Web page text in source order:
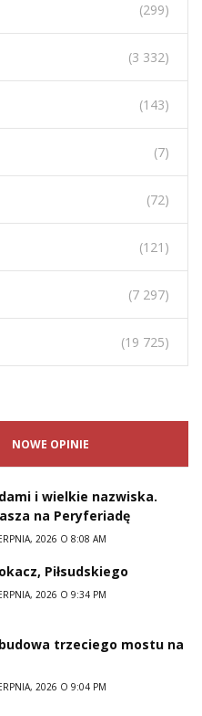
(299)
(3 332)
(143)
(7)
(72)
(121)
(7 297)
(19 725)
NOWE OPINIE
i wielkie nazwiska.
na Peryferiadę
2026 O 8:08 AM
Piłsudskiego
2026 O 9:34 PM
trzeciego mostu na
2026 O 9:04 PM